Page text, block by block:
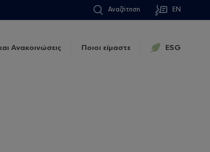
Αναζήτηση EN
Ανακοινώσεις Ποιοι είμαστε ESG